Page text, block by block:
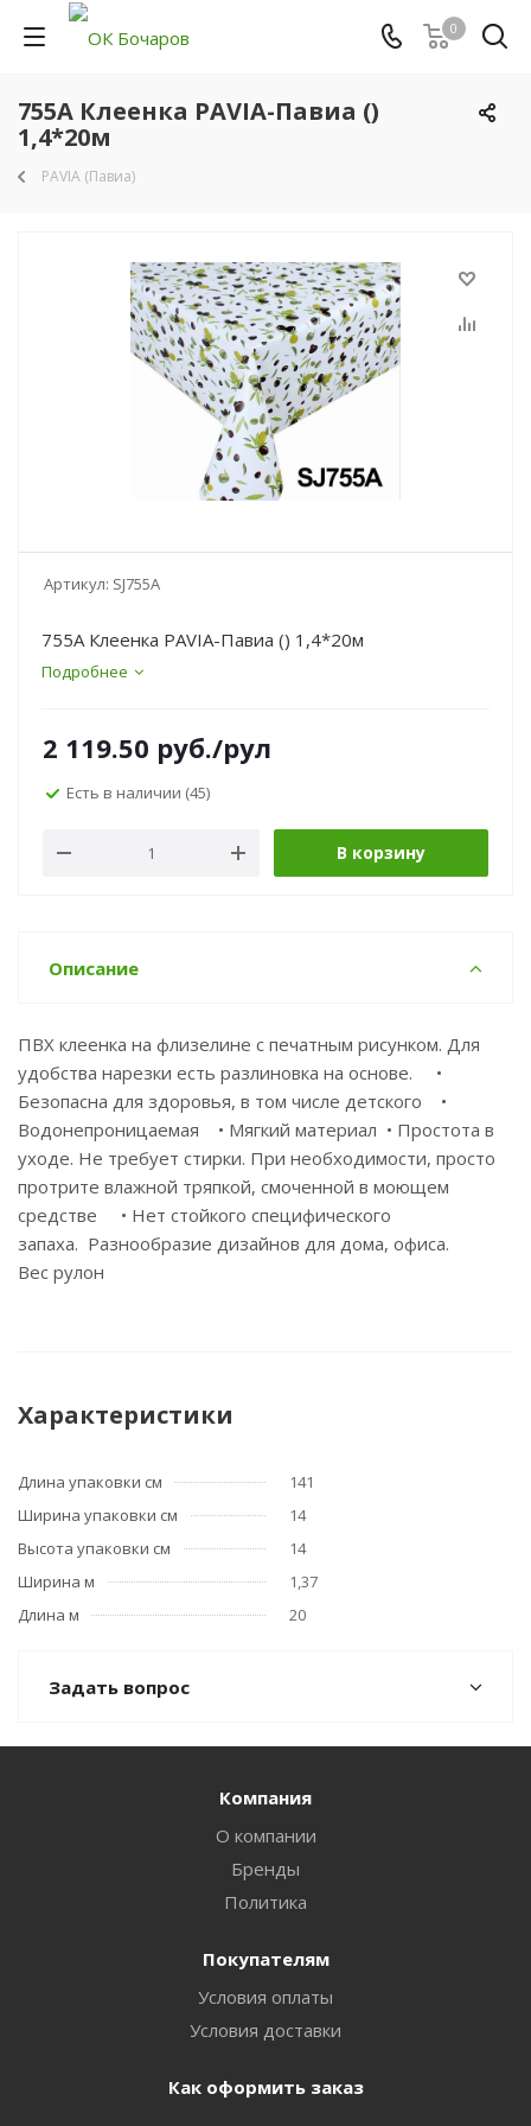
0
755A Клеенка PAVIA-Павиа ()
1,4*20м
PAVIA (Павиа)
Артикул: SJ755A
755A Клеенка PAVIA-Павиа () 1,4*20м
Подробнее
2 119.50 руб./рул
Есть в наличии (45)
В корзину
Описание
ПВХ клеенка на флизелине с печатным рисунком. Для
удобства нарезки есть разлиновка на основе. •
Безопасна для здоровья, в том числе детского •
Водонепроницаемая • Мягкий материал • Простота в
уходе. Не требует стирки. При необходимости, просто
протрите влажной тряпкой, смоченной в моющем
средстве • Нет стойкого специфического
запаха. Разнообразие дизайнов для дома, офиса.
Вес рулон
Характеристики
Длина упаковки см
141
Ширина упаковки см
14
Высота упаковки см
14
Ширина м
1,37
Длина м
20
Задать вопрос
Компания
О компании
Бренды
Политика
Покупателям
Условия оплаты
Условия доставки
Как оформить заказ